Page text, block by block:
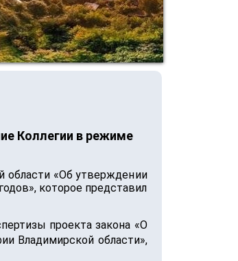
Коллегии в режиме
области «Об утверждении
которое представил
проекта закона «О
Владимирской области»,